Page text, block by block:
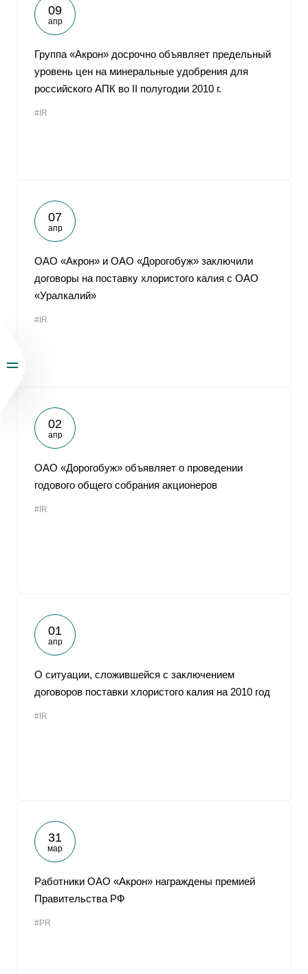
09
апр
Группа «Акрон» досрочно объявляет предельный
уровень цен на минеральные удобрения для
российского АПК во II полугодии 2010 г.
#IR
07
апр
ОАО «Акрон» и ОАО «Дорогобуж» заключили
договоры на поставку хлористого калия с ОАО
«Уралкалий»
#IR
02
апр
ОАО «Дорогобуж» объявляет о проведении
годового общего собрания акционеров
#IR
01
апр
О ситуации, сложившейся с заключением
договоров поставки хлористого калия на 2010 год
#IR
31
мар
Работники ОАО «Акрон» награждены премией
Правительства РФ
#PR